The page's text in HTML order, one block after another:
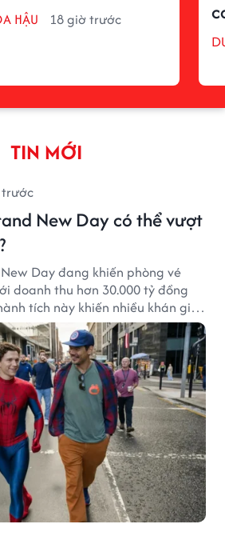
HẬU 18 giờ trước
TIN MỚI
New Day có thể vượt
Day đang khiến phòng vé
doanh thu hơn 30.000 tỷ đồng
tích này khiến nhiều khán giả
mới của Tom Holland có thể
Home từng thiết lập hay không.